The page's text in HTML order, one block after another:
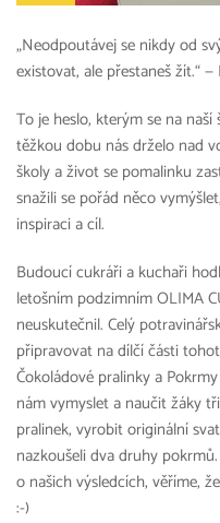
„Neodpoutávej se nikdy od
existovat, ale přestaneš žít.“ —
To je heslo, kterým se na
těžkou dobu nás drželo nad
školy a život se pomalinku
snažili se pořád něco
inspiraci a cíl.
Budoucí cukráři a kuchaři
letošním podzimním OLIMA
neuskutečnil. Celý
připravovat na dílčí části
Čokoládové pralinky a
nám vymyslet a naučit žáky
pralinek, vyrobit originální
nazkoušeli dva druhy
o našich výsledcích, věříme,
:-)